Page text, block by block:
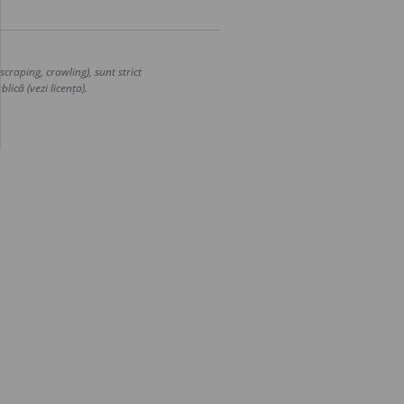
crawling), sunt strict
(vezi licența).